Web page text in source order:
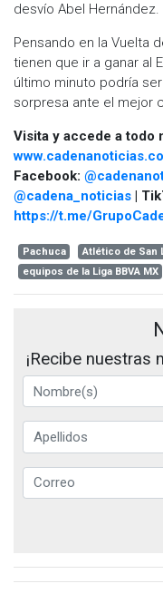
desvío Abel Hernández.
Pensando en la Vuelta
tienen que ir a ganar al
último minuto podría
sorpresa ante el mejor
Visita y accede a todo
Facebook:
@cadena_noticias |
https://t.me/
Pachuca Atlético de San
equipos de la Liga BBVA MX
¡Recibe nuestras